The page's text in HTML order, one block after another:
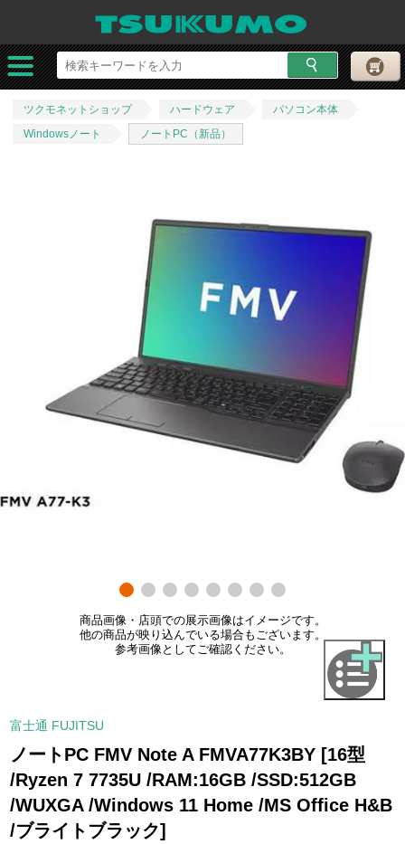
ツクモネットショップ ハードウェア
パソコン本体
Windowsノート
ノートPC（新品）
商品画像・店頭での展示画像はイメージです。
他の商品が映り込んでいる場合もございます。
参考画像としてご確認ください。
富士通 FUJITSU
ノートPC FMV Note A FMVA77K3BY [16型
/Ryzen 7 7735U /RAM:16GB /SSD:512GB
/WUXGA /Windows 11 Home /MS Office H&B
/ブライトブラック]